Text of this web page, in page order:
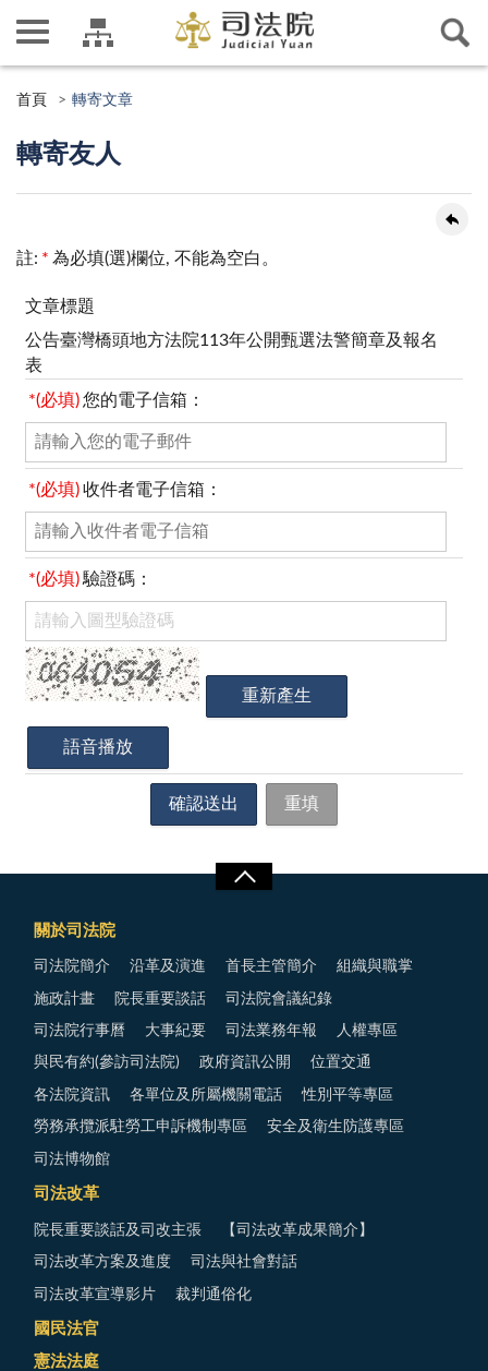
首頁 轉寄文章
轉寄友人
註: * 為必填(選)欄位, 不能為空白。
文章標題
公告臺灣橋頭地方法院113年公開甄選法警簡章及報名
表
*(必填) 您的電子信箱：
*(必填) 收件者電子信箱：
*(必填) 驗證碼：
關於司法院
司法院簡介 沿革及演進 首長主管簡介 組織與職掌
施政計畫 院長重要談話 司法院會議紀錄
司法院行事曆 大事紀要 司法業務年報 人權專區
與民有約(參訪司法院) 政府資訊公開 位置交通
各法院資訊 各單位及所屬機關電話 性別平等專區
勞務承攬派駐勞工申訴機制專區 安全及衛生防護專區
司法博物館
司法改革
院長重要談話及司改主張 【司法改革成果簡介】
司法改革方案及進度 司法與社會對話
司法改革宣導影片 裁判通俗化
國民法官
憲法法庭